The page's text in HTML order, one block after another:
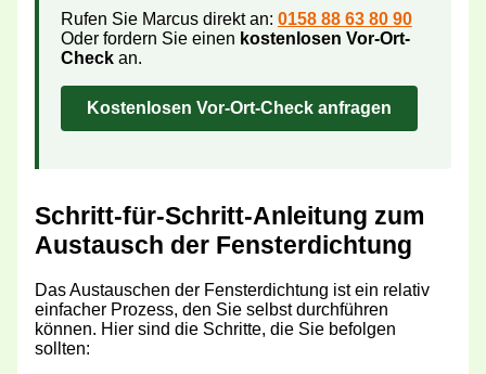
Rufen Sie Marcus direkt an: 0158 88 63 80 90
Oder fordern Sie einen kostenlosen Vor-Ort-
Checkan.
Kostenlosen Vor-Ort-Check anfragen
Schritt-für-Schritt-Anleitung zum
Austausch der Fensterdichtung
Das Austauschen der Fensterdichtung ist ein relativ
einfacher Prozess, den Sie selbst durchführen
können. Hier sind die Schritte, die Sie befolgen
sollten: